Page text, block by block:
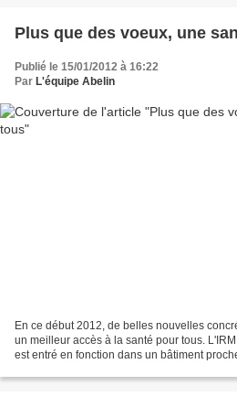
Plus que des voeux, une
Publié le 15/01/2012 à 16:22
Par L'équipe Abelin
En ce début 2012, de belles nouvelles
un meilleur accès à la santé pour tous.
est entré en fonction dans un bâtiment